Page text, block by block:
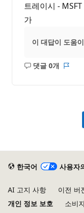
트레이시 -
가
이 대답이 도움
댓글 0개
설
보
한국어 사용자
AI 고지 사항 이전 버
개인 정보 보호
소비